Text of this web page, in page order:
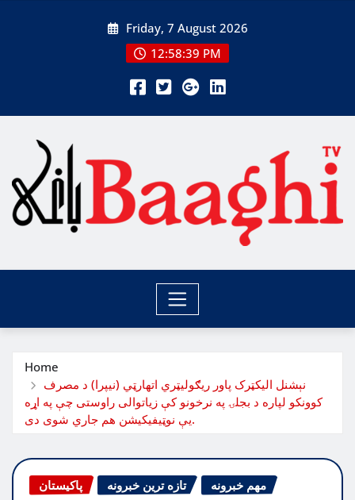
Friday, 7 August 2026
12:58:41 PM
Home
نېشنل اليکټرک پاور ريګوليټري اتھارټي (نيپرا) د مصرف
کوونکو لپاره د بجلۍ په نرخونو کې زياتوالى راوستى چې په اړه
يې نوټيفيکيشن هم جاري شوى دى.
پاکیستان تازه ترین خبرونه مهم خبرونه